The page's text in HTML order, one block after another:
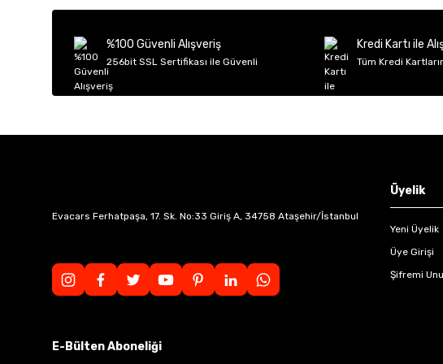
Ürün fiyatı diğer sitelerden daha pahalı.
Bu ürüne benzer farklı alternatifler olmalı.
%100 Güvenli Alışveriş
256bit SSL Sertifikası ile Güvenli
Kredi Kartı ile
Tüm Kredi
Evacars Ferhatpaşa, 17. Sk. No:33 Giriş A, 34758 Ataşehir/İstanbul
Üyelik
Yeni Üyelik
Üye Girişi
Şifremi
E-Bülten Aboneliği